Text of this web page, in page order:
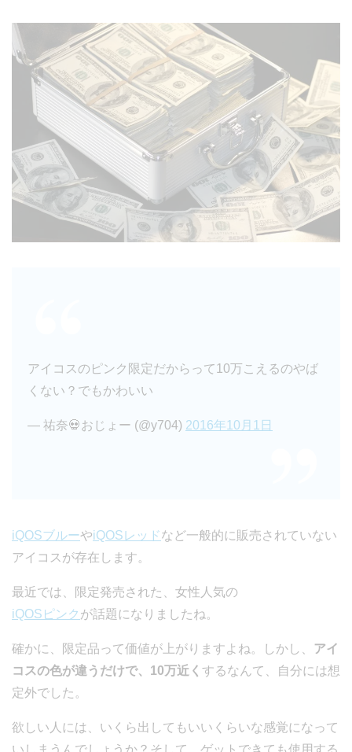
アイコスのピンク限定だからって10万こえるのやば
くない？でもかわいい
— 祐奈💀おじょー (@y704) 2016年10月1日
iQOSブルーやiQOSレッドなど一般的に販売されていない
アイコスが存在します。
最近では、限定発売された、女性人気の
iQOSピンク が話題になりましたね。
確かに、限定品って価値が上がりますよね。しかし、 アイ
コスの色が違うだけで、10万近く するなんて、自分には想
定外でした。
欲しい人には、いくら出してもいいくらいな感覚になって
いしまうんでしょうか？そして、ゲットできても使用する